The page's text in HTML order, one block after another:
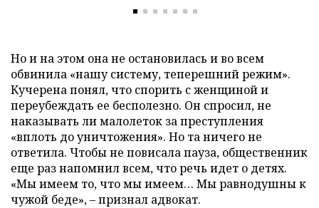
Но и на этом она не остановилась и во всем
обвинила «нашу систему, теперешний режим».
Кучерена понял, что спорить с женщиной и
переубеждать ее бесполезно. Он спросил, не
наказывать ли малолеток за преступления
«вплоть до уничтожения». Но та ничего не
ответила. Чтобы не повисала пауза, общественник
еще раз напомнил всем, что речь идет о детях.
«Мы имеем то, что мы имеем… Мы равнодушны к
чужой беде», – признал адвокат.